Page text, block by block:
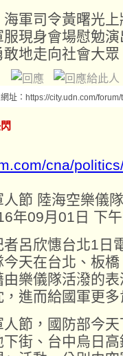
海軍司令黃曙光
服現身會場慰勉
敢地走向社會大眾
網址：https://city.udn.com/
cna/
人節 陸海空樂儀
年09月01日 下
者呂欣憓台北1
今天在台北、板
由樂儀隊活潑的
，進而給國軍更
人節，國防部今
街、台中烏日